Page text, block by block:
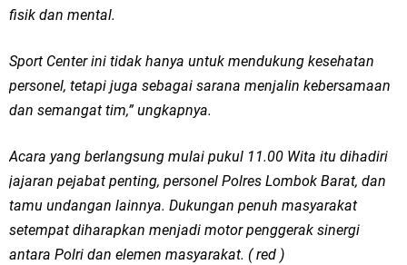
fisik dan mental.
Sport Center ini tidak hanya untuk mendukung kesehatan
personel, tetapi juga sebagai sarana menjalin kebersamaan
dan semangat tim,” ungkapnya.
Acara yang berlangsung mulai pukul 11.00 Wita itu dihadiri
jajaran pejabat penting, personel Polres Lombok Barat, dan
tamu undangan lainnya. Dukungan penuh masyarakat
setempat diharapkan menjadi motor penggerak sinergi
antara Polri dan elemen masyarakat. ( red )